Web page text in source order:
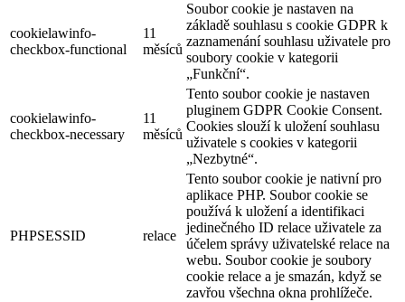
cookielawinfo-
checkbox-functional
11
měsíců
Soubor cookie je nastaven na
základě souhlasu s cookie GDPR k
zaznamenání souhlasu uživatele pro
soubory cookie v kategorii
„Funkční“.
cookielawinfo-
checkbox-necessary
11
měsíců
Tento soubor cookie je nastaven
pluginem GDPR Cookie Consent.
Cookies slouží k uložení souhlasu
uživatele s cookies v kategorii
„Nezbytné“.
PHPSESSID relace
Tento soubor cookie je nativní pro
aplikace PHP. Soubor cookie se
používá k uložení a identifikaci
jedinečného ID relace uživatele za
účelem správy uživatelské relace na
webu. Soubor cookie je soubory
cookie relace a je smazán, když se
zavřou všechna okna prohlížeče.